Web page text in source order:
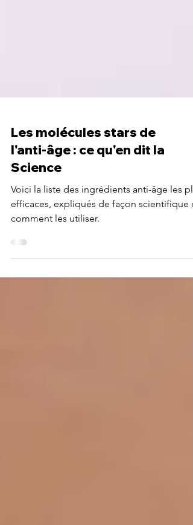
Les molécules stars de
l'anti-âge : ce qu'en dit la
Science
Voici la liste des ingrédients anti-âge les
efficaces, expliqués de façon scientifique
comment les utiliser.